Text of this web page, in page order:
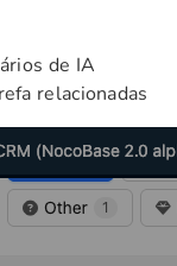
de IA
relacionadas